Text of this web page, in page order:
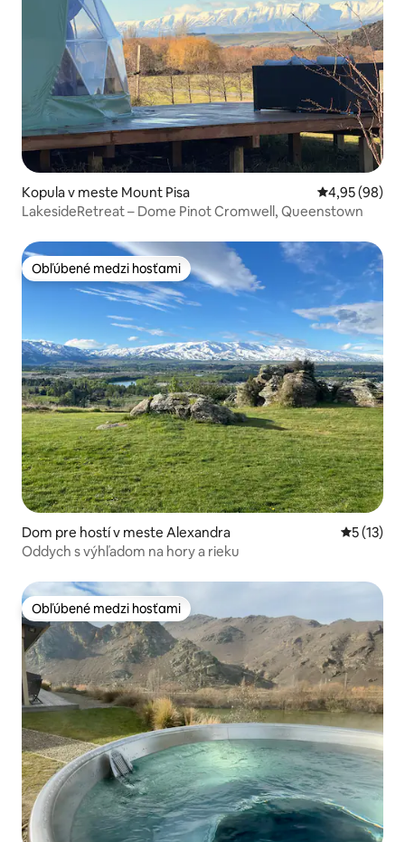
Kopula v meste Mount Pisa Priemerné
4,95 (98)
LakesideRetreat – Dome Pinot Cromwell, Queenstown
Obľúbené medzi hosťami
Obľúbené medzi hosťami
Dom pre hostí v meste Alexandra
5 (13)
Oddych s výhľadom na hory a rieku
Obľúbené medzi hosťami
Obľúbené medzi hosťami